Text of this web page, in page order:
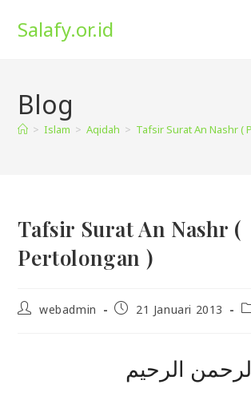
Salafy.or.id
Blog
> Islam > Aqidah > Tafsir Surat An Nashr (
Tafsir Surat An Nashr (
Pertolongan )
Postwebadmin
Post21 Januari 2013
الرحيم